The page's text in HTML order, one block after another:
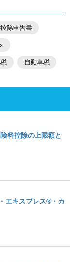
除申告書
自動車税
料控除の上限額と
エキスプレス®・カ